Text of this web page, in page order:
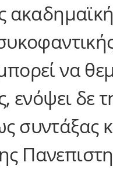
να
δε
συντάξας